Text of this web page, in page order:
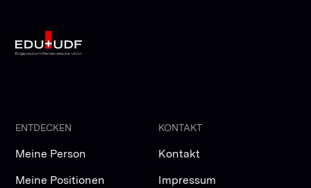
ENTDECKEN
Meine Person
Meine Positionen
KONTAKT
Kontakt
Impressum